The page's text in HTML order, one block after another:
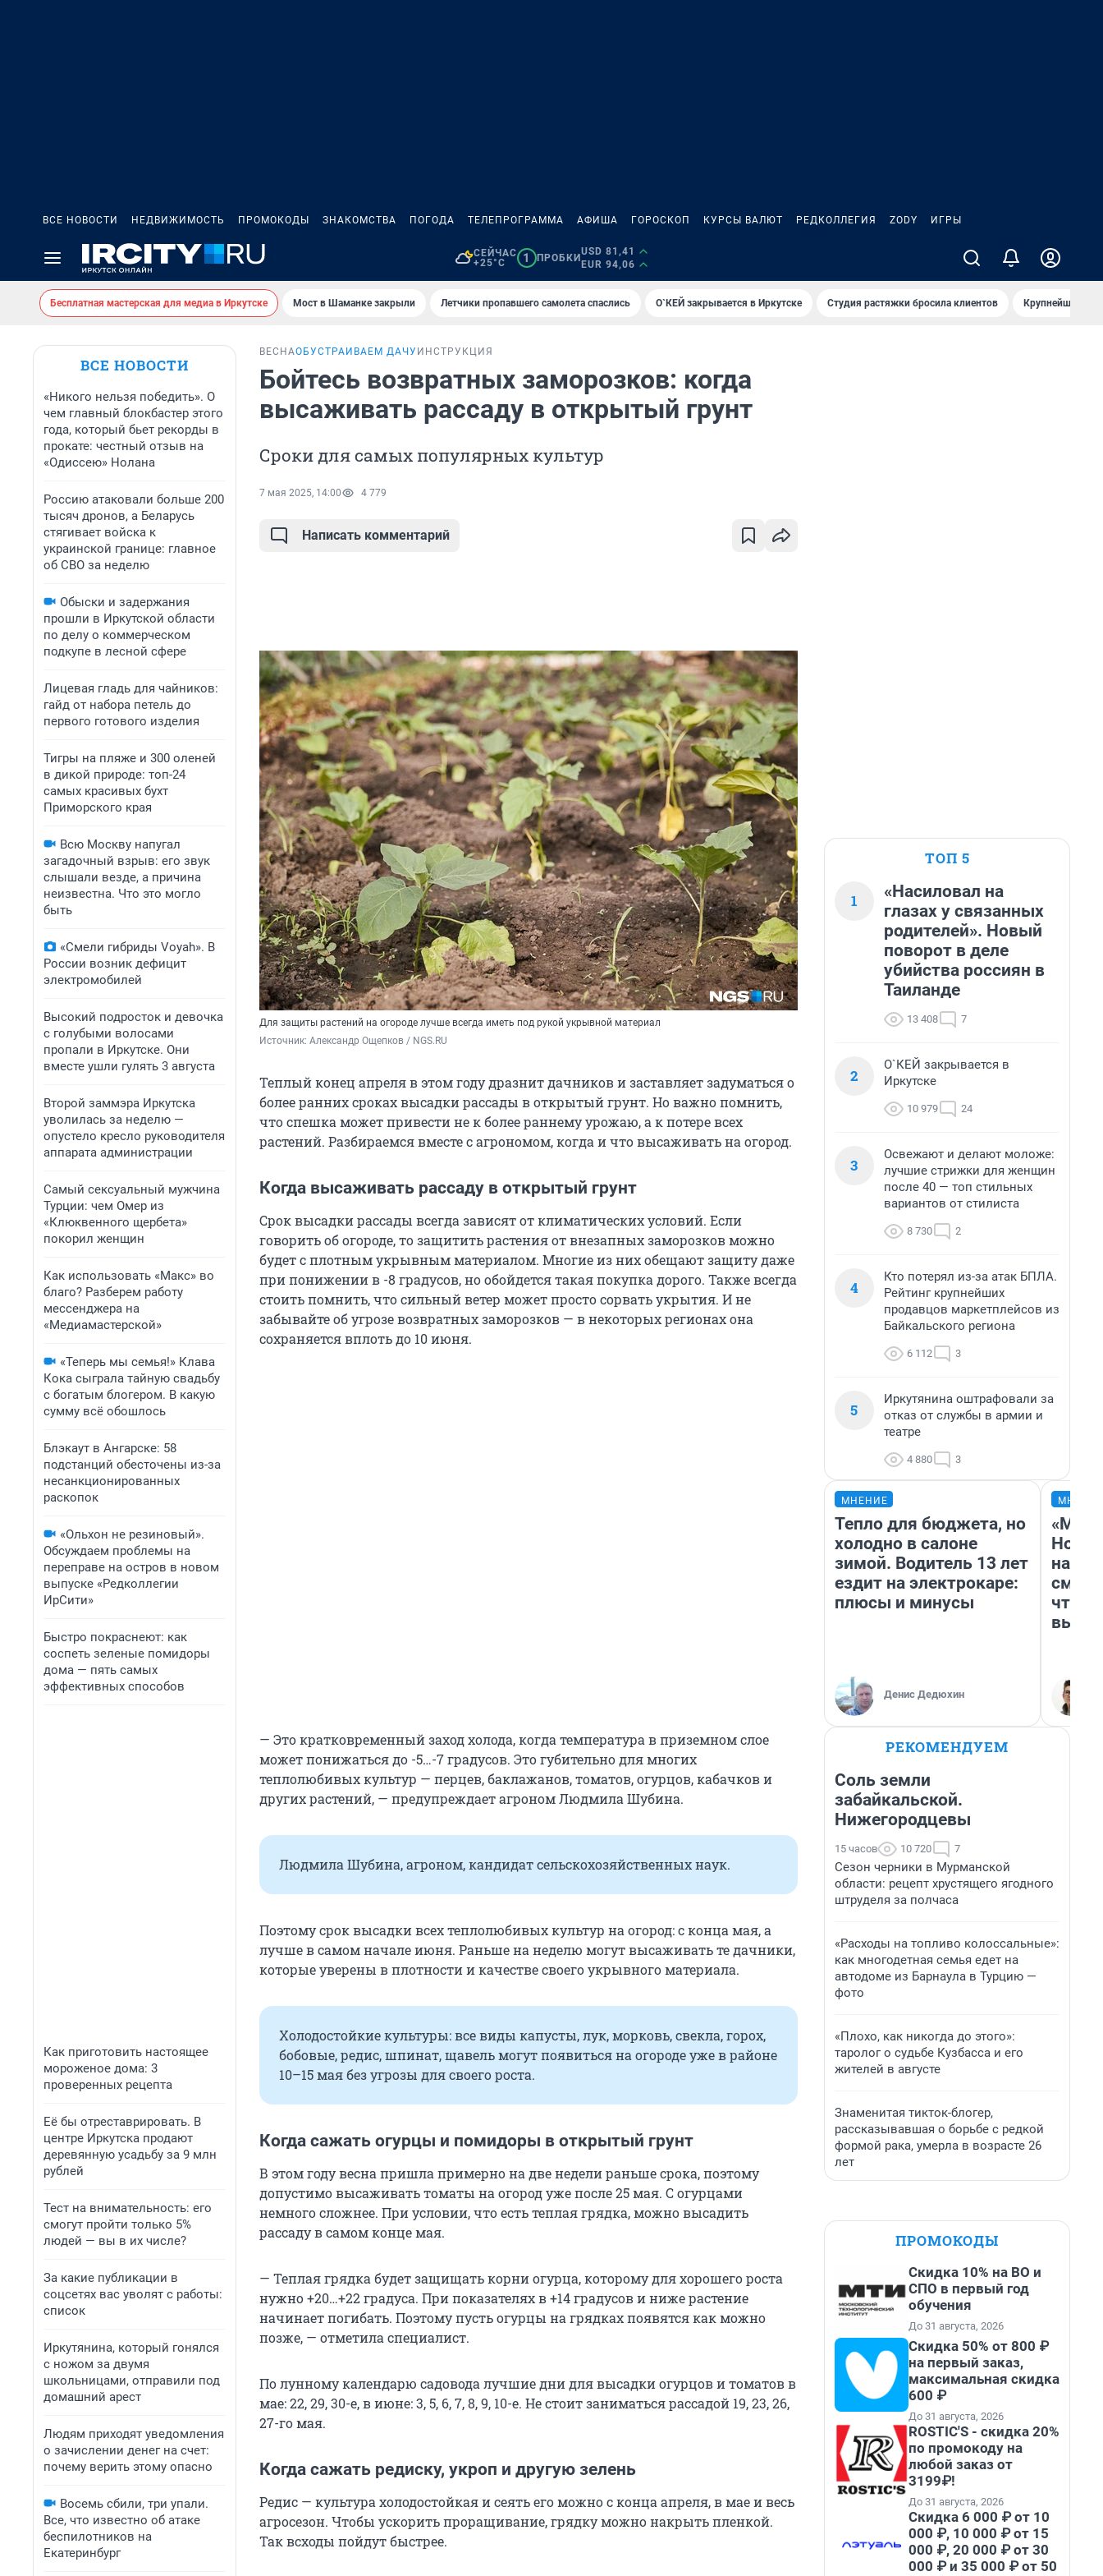
ВСЕ НОВОСТИ НЕДВИЖИМОСТЬ ПРОМОКОДЫ ЗНАКОМСТВА ПОГОДА ТЕЛЕПРОГРАММА АФИША ГОРОСКОП КУРСЫ ВАЛЮТ РЕДКОЛЛЕГИЯ ZODY ИГРЫ
СЕЙЧАС
+25°C
1 ПРОБКИ
USD 81,41
EUR 94,06
Бесплатная мастерская для медиа в Иркутске Мост в Шаманке закрыли Летчики пропавшего самолета спаслись О`КЕЙ закрывается в Иркутске Студия растяжки бросила клиентов Крупнейшие
ВСЕ НОВОСТИ
«Никого нельзя победить». О
чем главный блокбастер этого
года, который бьет рекорды в
прокате: честный отзыв на
«Одиссею» Нолана
Россию атаковали больше 200
тысяч дронов, а Беларусь
стягивает войска к
украинской границе: главное
об СВО за неделю
Обыски и задержания
прошли в Иркутской области
по делу о коммерческом
подкупе в лесной сфере
Лицевая гладь для чайников:
гайд от набора петель до
первого готового изделия
Тигры на пляже и 300 оленей
в дикой природе: топ-24
самых красивых бухт
Приморского края
Всю Москву напугал
загадочный взрыв: его звук
слышали везде, а причина
неизвестна. Что это могло
быть
«Смели гибриды Voyah». В
России возник дефицит
электромобилей
Высокий подросток и девочка
с голубыми волосами
пропали в Иркутске. Они
вместе ушли гулять 3 августа
Второй заммэра Иркутска
уволилась за неделю —
опустело кресло руководителя
аппарата администрации
Самый сексуальный мужчина
Турции: чем Омер из
«Клюквенного щербета»
покорил женщин
Как использовать «Макс» во
благо? Разберем работу
мессенджера на
«Медиамастерской»
«Теперь мы семья!» Клава
Кока сыграла тайную свадьбу
с богатым блогером. В какую
сумму всё обошлось
Блэкаут в Ангарске: 58
подстанций обесточены из-за
несанкционированных
раскопок
«Ольхон не резиновый».
Обсуждаем проблемы на
переправе на остров в новом
выпуске «Редколлегии
ИрСити»
Быстро покраснеют: как
соспеть зеленые помидоры
дома — пять самых
эффективных способов
Как приготовить настоящее
мороженое дома: 3
проверенных рецепта
Её бы отреставрировать. В
центре Иркутска продают
деревянную усадьбу за 9 млн
рублей
Тест на внимательность: его
смогут пройти только 5%
людей — вы в их числе?
За какие публикации в
соцсетях вас уволят с работы:
список
Иркутянина, который гонялся
с ножом за двумя
школьницами, отправили под
домашний арест
Людям приходят уведомления
о зачислении денег на счет:
почему верить этому опасно
Восемь сбили, три упали.
Все, что известно об атаке
беспилотников на
Екатеринбург
ВЕСНАОБУСТРАИВАЕМ ДАЧУ ИНСТРУКЦИЯ
Бойтесь возвратных заморозков: когда
высаживать рассаду в открытый грунт
Сроки для самых популярных культур
7 мая 2025, 14:00 4 779
Написать комментарий
Для защиты растений на огороде лучше всегда иметь под рукой укрывной материал
Источник: Александр Ощепков / NGS.RU
Теплый конец апреля в этом году дразнит дачников и заставляет задуматься о
более ранних сроках высадки рассады в открытый грунт. Но важно помнить,
что спешка может привести не к более раннему урожаю, а к потере всех
растений. Разбираемся вместе с агрономом, когда и что высаживать на огород.
Когда высаживать рассаду в открытый грунт
Срок высадки рассады всегда зависят от климатических условий. Если
говорить об огороде, то защитить растения от внезапных заморозков можно
будет с плотным укрывным материалом. Многие из них обещают защиту даже
при понижении в -8 градусов, но обойдется такая покупка дорого. Также всегда
стоить помнить, что сильный ветер может просто сорвать укрытия. И не
забывайте об угрозе возвратных заморозков — в некоторых регионах она
сохраняется вплоть до 10 июня.
— Это кратковременный заход холода, когда температура в приземном слое
может понижаться до -5…-7 градусов. Это губительно для многих
теплолюбивых культур — перцев, баклажанов, томатов, огурцов, кабачков и
других растений, — предупреждает агроном Людмила Шубина.
Людмила Шубина, агроном, кандидат сельскохозяйственных наук.
Поэтому срок высадки всех теплолюбивых культур на огород: с конца мая, а
лучше в самом начале июня. Раньше на неделю могут высаживать те дачники,
которые уверены в плотности и качестве своего укрывного материала.
Холодостойкие культуры: все виды капусты, лук, морковь, свекла, горох,
бобовые, редис, шпинат, щавель могут появиться на огороде уже в районе
10–15 мая без угрозы для своего роста.
Когда сажать огурцы и помидоры в открытый грунт
В этом году весна пришла примерно на две недели раньше срока, поэтому
допустимо высаживать томаты на огород уже после 25 мая. С огурцами
немного сложнее. При условии, что есть теплая грядка, можно высадить
рассаду в самом конце мая.
— Теплая грядка будет защищать корни огурца, которому для хорошего роста
нужно +20…+22 градуса. При показателях в +14 градусов и ниже растение
начинает погибать. Поэтому пусть огурцы на грядках появятся как можно
позже, — отметила специалист.
По лунному календарю садовода лучшие дни для высадки огурцов и томатов в
мае: 22, 29, 30-е, в июне: 3, 5, 6, 7, 8, 9, 10-е. Не стоит заниматься рассадой 19, 23, 26,
27-го мая.
Когда сажать редиску, укроп и другую зелень
Редис — культура холодостойкая и сеять его можно с конца апреля, в мае и весь
агросезон. Чтобы ускорить проращивание, грядку можно накрыть пленкой.
Так всходы пойдут быстрее.
ТОП 5
1
«Насиловал на
глазах у связанных
родителей». Новый
поворот в деле
убийства россиян в
Таиланде
13 408 7
2
О`КЕЙ закрывается в
Иркутске
10 979 24
3
Освежают и делают моложе:
лучшие стрижки для женщин
после 40 — топ стильных
вариантов от стилиста
8 730 2
4
Кто потерял из-за атак БПЛА.
Рейтинг крупнейших
продавцов маркетплейсов из
Байкальского региона
6 112 3
5
Иркутянина оштрафовали за
отказ от службы в армии и
театре
4 880 3
МНЕНИЕ
Тепло для бюджета, но
холодно в салоне
зимой. Водитель 13 лет
ездит на электрокаре:
плюсы и минусы
Денис Дедюхин
«Мы
РЕКОМЕНДУЕМ
Соль земли
забайкальской.
Нижегородцевы
15 часов 10 720 7
Сезон черники в Мурманской
области: рецепт хрустящего ягодного
штруделя за полчаса
«Расходы на топливо колоссальные»:
как многодетная семья едет на
автодоме из Барнаула в Турцию —
фото
«Плохо, как никогда до этого»:
таролог о судьбе Кузбасса и его
жителей в августе
Знаменитая тикток-блогер,
рассказывавшая о борьбе с редкой
формой рака, умерла в возрасте 26
лет
ПРОМОКОДЫ
Скидка 10% на ВО и
СПО в первый год
обучения
До 31 августа, 2026
Скидка 50% от 800 ₽
на первый заказ,
максимальная скидка
600 ₽
До 31 августа, 2026
ROSTIC'S - скидка 20%
по промокоду на
любой заказ от
3199₽!
До 31 августа, 2026
Скидка 6 000 ₽ от 10
000 ₽, 10 000 ₽ от 15
000 ₽, 20 000 ₽ от 30
000 ₽ и 35 000 ₽ от 50